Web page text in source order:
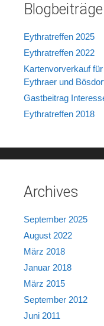
Blogbeiträge
Eythratreffen 2025
Eythratreffen 2022
Kartenvorverkauf
Eythraer und
Gastbeitrag
Eythratreffen 2018
Archives
September 2025
August 2022
März 2018
Januar 2018
März 2015
September 2012
Juni 2011